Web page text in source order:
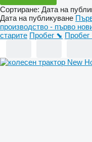
Сортиране: Дата на
Дата на публикуване
производство - първо
старите Пробег ⬊